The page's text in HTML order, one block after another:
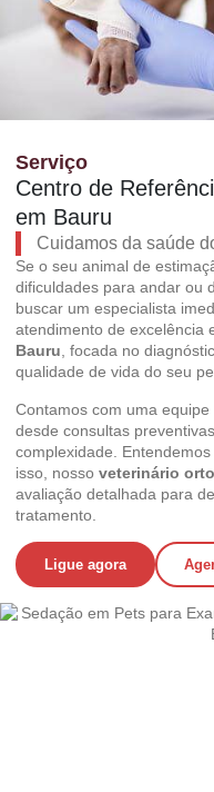
Serviço
Centro de
em Bauru
Cuidamos da saúde
Se o seu animal de
dificuldades para andar ou
buscar um especialista
atendimento de excelência
Bauru, focada no
qualidade de vida do seu
Contamos com uma
desde consultas
complexidade.
isso, nosso veterinário
avaliação detalhada para
tratamento.
Ligue agora